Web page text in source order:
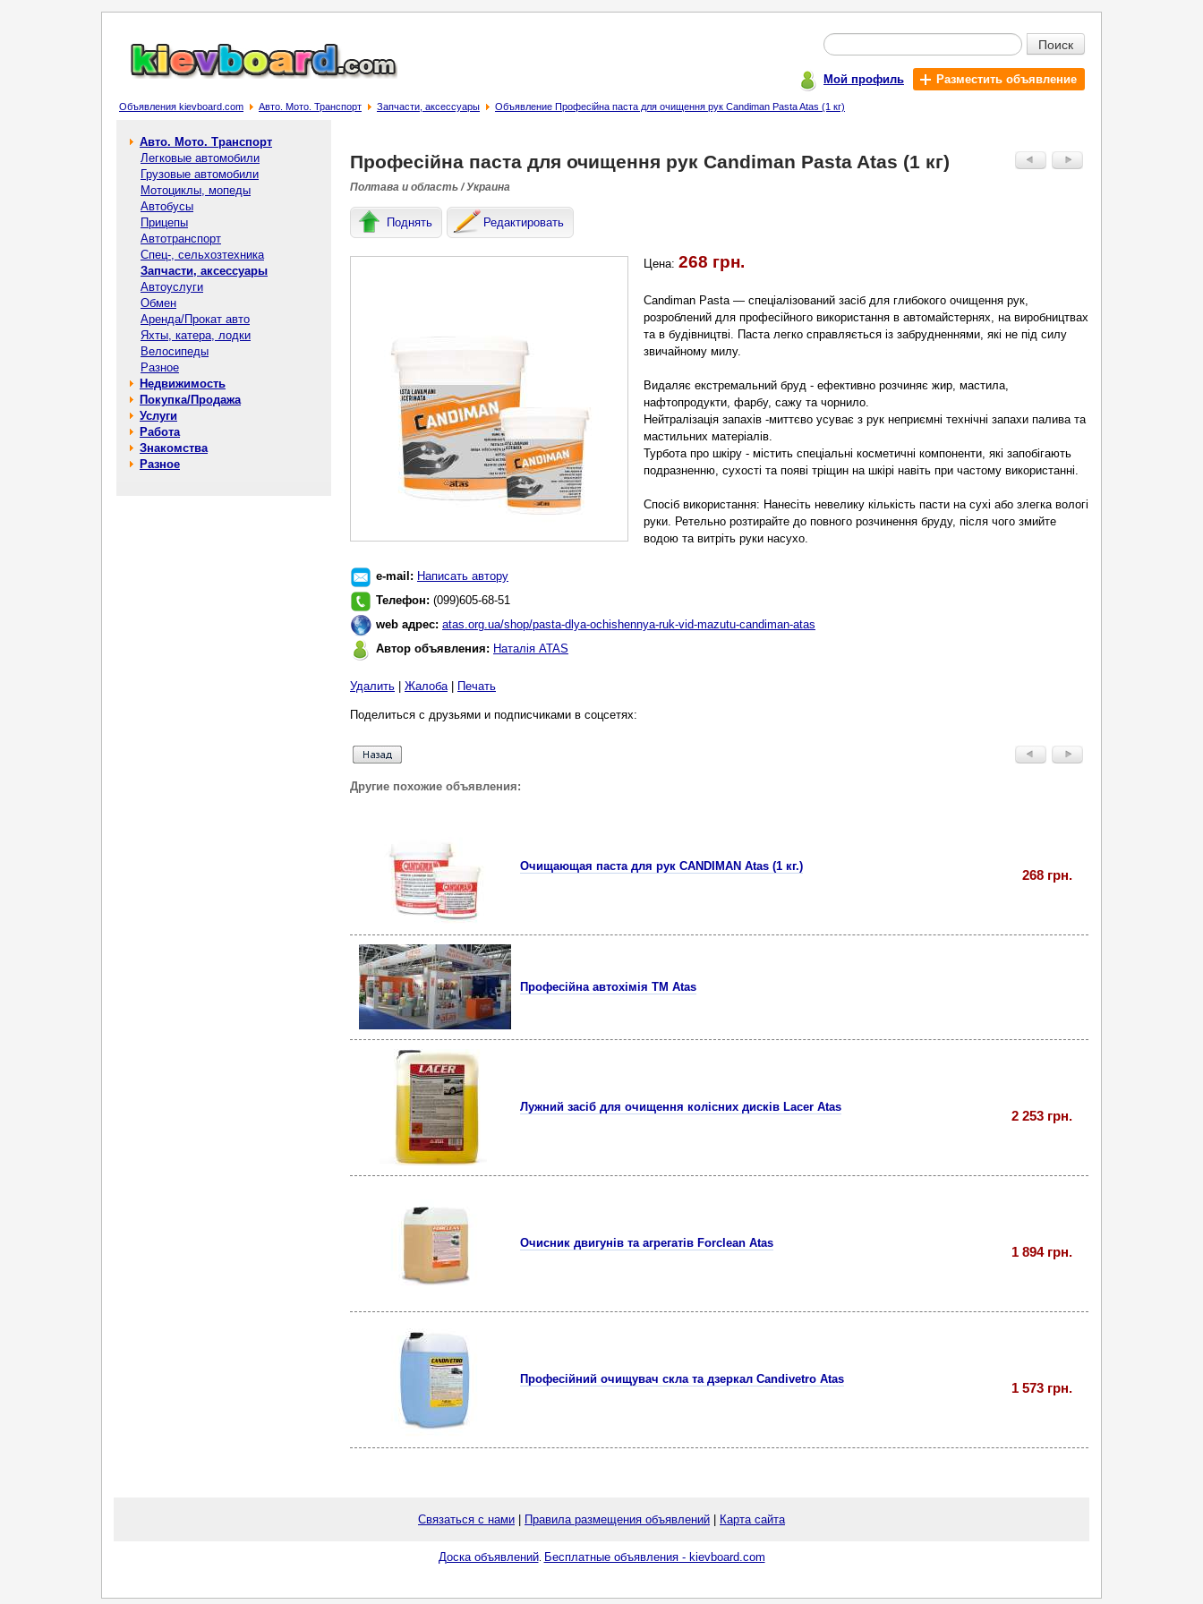
Поиск
Мой профиль Разместить объявление
Объявления kievboard.com Авто. Мото. Транспорт Запчасти, аксессуары Объявление Професійна паста для очищення рук Candiman Pasta Atas (1 кг)
Авто. Мото. Транспорт
Легковые автомобили
Грузовые автомобили
Мотоциклы, мопеды
Автобусы
Прицепы
Автотранспорт
Спец-, cельхозтехника
Запчасти, аксессуары
Автоуслуги
Обмен
Аренда/Прокат авто
Яхты, катера, лодки
Велосипеды
Разное
Недвижимость
Покупка/Продажа
Услуги
Работа
Знакомства
Разное
Професійна паста для очищення рук Candiman Pasta Atas (1 кг)
Полтава и область / Украина
Поднять Редактировать
Цена: 268 грн.
Candiman Pasta — спеціалізований засіб для глибокого очищення рук,
розроблений для професійного використання в автомайстернях, на виробництвах
та в будівництві. Паста легко справляється із забрудненнями, які не під силу
звичайному милу.
Видаляє екстремальний бруд - ефективно розчиняє жир, мастила,
нафтопродукти, фарбу, сажу та чорнило.
Нейтралізація запахів -миттєво усуває з рук неприємні технічні запахи палива та
мастильних матеріалів.
Турбота про шкіру - містить спеціальні косметичні компоненти, які запобігають
подразненню, сухості та появі тріщин на шкірі навіть при частому використанні.
Спосіб використання: Нанесіть невелику кількість пасти на сухі або злегка вологі
руки. Ретельно розтирайте до повного розчинення бруду, після чого змийте
водою та витріть руки насухо.
e-mail: Написать автору
Телефон: (099)605-68-51
web адрес: atas.org.ua/shop/pasta-dlya-ochishennya-ruk-vid-mazutu-candiman-atas
Автор объявления: Наталія ATAS
Удалить Жалоба| Печать
Поделиться с друзьями и подписчиками в соцсетях:
Другие похожие объявления:
Очищающая паста для рук CANDIMAN Atas (1 кг.)
268 грн.
Професійна автохімія TM Atas
Лужний засіб для очищення колісних дисків Lacer Atas
2 253 грн.
Очисник двигунів та агрегатів Forclean Atas
1 894 грн.
Професійний очищувач скла та дзеркал Candivetro Atas
1 573 грн.
Связаться с нами Правила размещения объявлений Карта сайта
Доска объявлений. Бесплатные объявления - kievboard.com